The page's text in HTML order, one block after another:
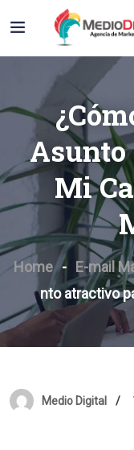
Mi
Home E-mail
nto atractivo
Medio Digital